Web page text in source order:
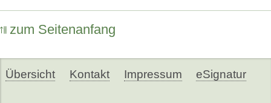
zum Seitenanfang
Übersicht Kontakt Impressum eSignatur